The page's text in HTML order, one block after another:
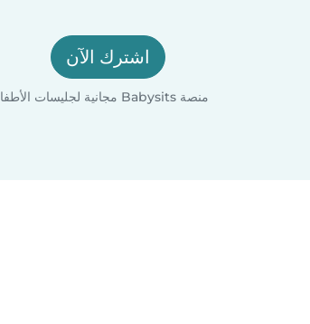
اشترك الآن
منصة Babysits مجانية لجليسات الأطفال!